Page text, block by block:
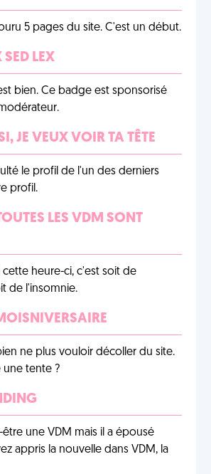
5 pages du site. C'est un début.
SED LEX
bien. Ce badge est sponsorisé
JE VEUX VOIR TA TÊTE
le profil de l'un des derniers
profil.
LES VDM SONT
cette heure-ci, c'est soit de
de l'insomnie.
ne plus vouloir décoller du site.
une tente ?
une VDM mais il a épousé
appris la nouvelle dans VDM, la